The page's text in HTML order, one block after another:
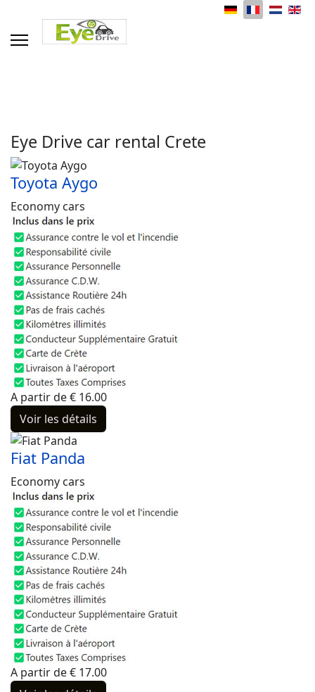
Eye Drive car rental Crete
Toyota Aygo
Economy cars
A partir de€ 16.00
Voir les détails
Fiat Panda
Economy cars
A partir de€ 17.00